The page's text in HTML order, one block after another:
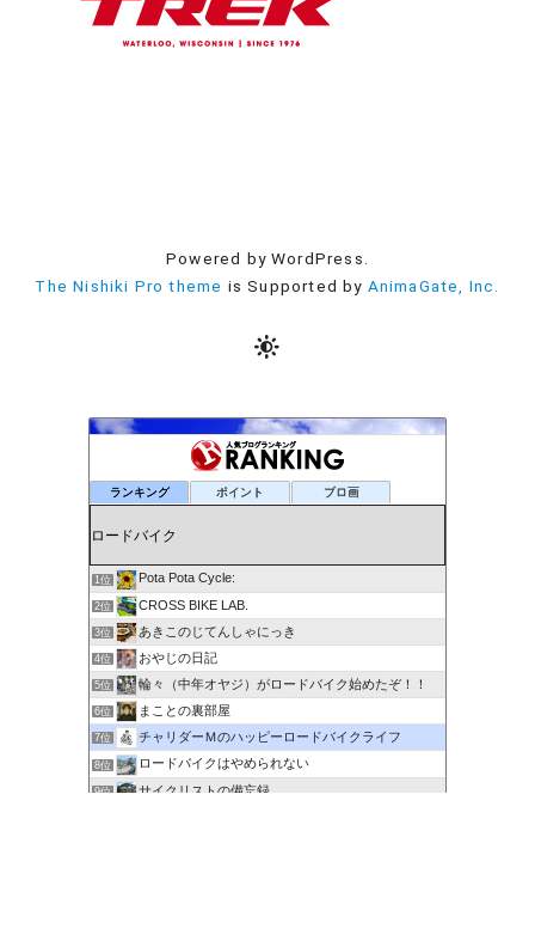
Powered by WordPress.
The Nishiki Pro theme is Supported by AnimaGate, Inc.
ランキング ポイント ブロ画
1位 Pota Pota Cycle:
2位 CROSS BIKE LAB.
3位 あきこのじてんしゃにっき
4位 おやじの日記
5位 輪々（中年オヤジ）がロードバイク始めたぞ！！
6位 まことの裏部屋
7位 チャリダーＭのハッピーロードバイクライフ
8位 ロードバイクはやめられない
9位 サイクリストの備忘録